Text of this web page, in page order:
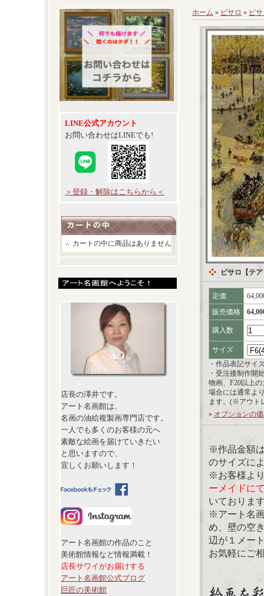
LINE公式アカウント
お問い合わせはLINEでも!
＞登録・解除はこちらから＜
カートの中に商品はありません
店長の澤井です。
アート名画館は、
名画の油絵複製画専門店です。
一人でも多くのお客様の元へ
素敵な絵画を届けていきたい
と思いますので、
宜しくお願いします！
アート名画館の作品のこと
美術館情報など情報満載！
店長サワイがお届けする
アート名画館公式ブログ
巨匠の美術館
ホーム » ピサロ » ピ
ピサロ【テ
定価
販売価格
購入数
サイズ
・作品表記サイ
・受注後制作開
物画、F20以上
場合には通常よ
ます。(※アウト
» オプションの
※作品金額
のサイズに
※お客様よ
ーメイドに
いておりま
※アート名
め、壁の空
辺が１メー
お気軽にご